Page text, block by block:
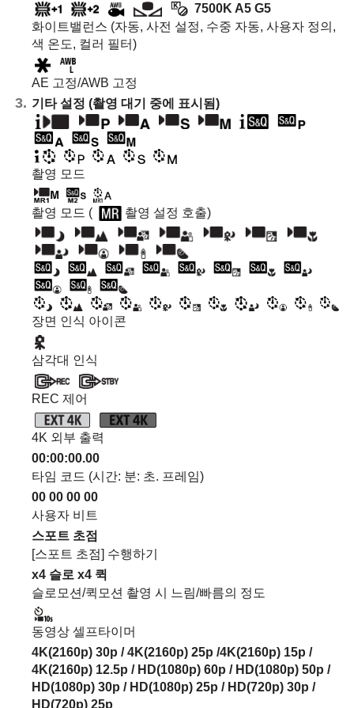
7500K A5 G5
화이트밸런스 (자동, 사전 설정, 수중 자동, 사용자 정의,
색 온도, 컬러 필터)
AE 고정/AWB 고정
기타 설정 (촬영 대기 중에 표시됨)
촬영 모드
촬영 모드 ( 촬영 설정 호출)
장면 인식 아이콘
삼각대 인식
REC 제어
4K 외부 출력
00:00:00.00
타임 코드 (시간: 분: 초. 프레임)
00 00 00 00
사용자 비트
스포트 초점
[스포트 초점] 수행하기
x4 슬로 x4 퀵
슬로모션/퀵모션 촬영 시 느림/빠름의 정도
동영상 셀프타이머
4K(2160p) 30p / 4K(2160p) 25p /4K(2160p) 15p /
4K(2160p) 12.5p / HD(1080p) 60p / HD(1080p) 50p /
HD(1080p) 30p / HD(1080p) 25p / HD(720p) 30p /
HD(720p) 25p